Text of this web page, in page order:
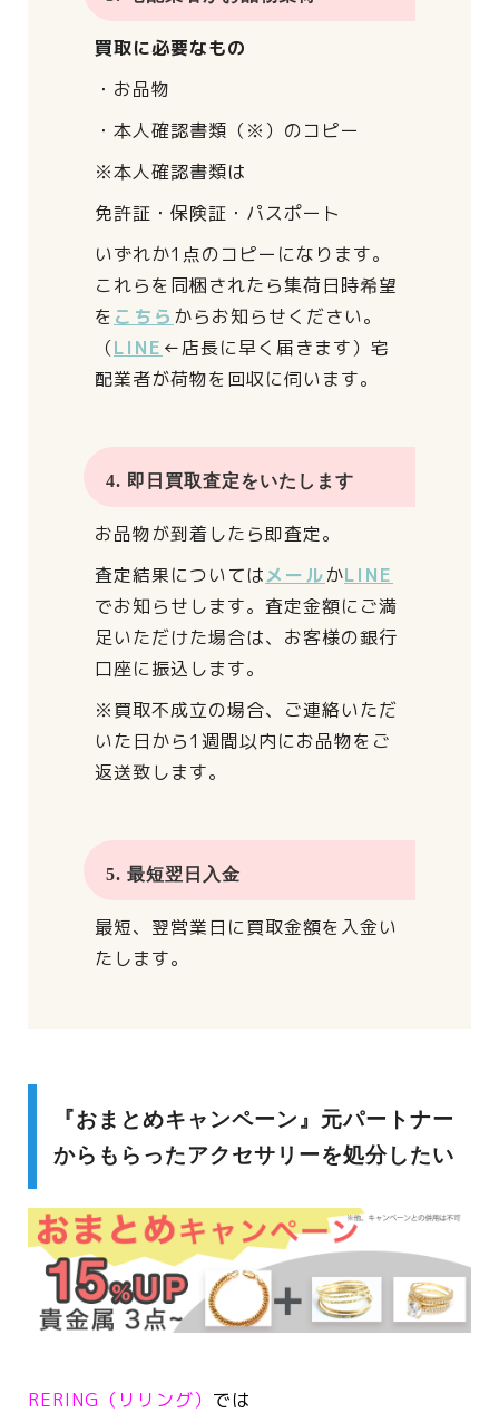
買取に必要なもの
・お品物
・本人確認書類（※）のコピー
※本人確認書類は
免許証・保険証・パスポート
いずれか1点のコピーになります。
これらを同梱されたら集荷日時希望
を こちら からお知らせください。
（LINE ←店長に早く届きます） 宅
配業者が荷物を回収に伺います。
4. 即日買取査定をいたします
お品物が到着したら即査定。
査定結果についてはメールかLINE
でお知らせします。 査定金額にご満
足いただけた場合は、 お客様の銀行
口座に振込します。
※買取不成立の場合、 ご連絡いただ
いた日から1週間以内にお品物をご
返送致します。
5. 最短翌日入金
最短、翌営業日に買取金額を入金い
たします。
『おまとめキャンペーン』元パートナー
からもらったアクセサリーを処分したい
RERING（リリング） では